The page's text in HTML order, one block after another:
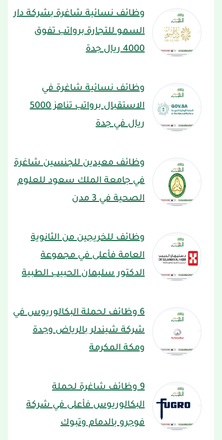
وظائف نسائية شاغرة بشركة دار
السمو للتجارة برواتب تفوق
4000 ريال جدة
وظائف نسائية شاغرة في
الاستقبال برواتب تناهز 5000
ريال في جدة
وظائف معيدين للجنسين شاغرة
في جامعة الملك سعود للعلوم
الصحية في 3 مدن
وظائف للخريجين من الثانوية
العامة فأعلى في مجموعة
الدكتور سليمان الحبيب الطبية
6 وظائف لحملة البكالوريوس في
شركة شيندلر بالرياض وجدة
ومكة المكرمة
9 وظائف شاغرة لحملة
البكالوريوس فأعلى في شركة
فوجرو بالدمام وتبوك